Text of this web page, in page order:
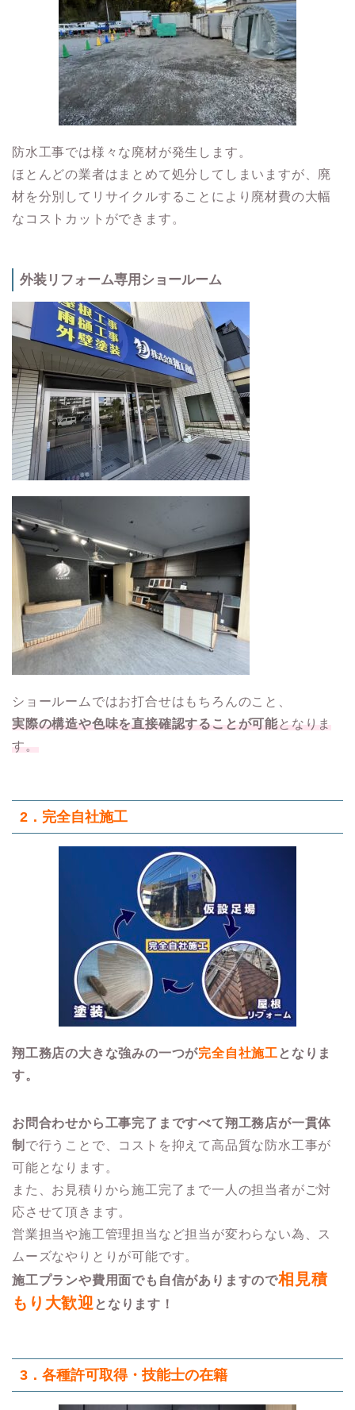
防水工事では様々な廃材が発生します。
ほとんどの業者はまとめて処分してしまいますが、廃
材を分別してリサイクルすることにより廃材費の大幅
なコストカットができます。
外装リフォーム専用ショールーム
ショールームではお打合せはもちろんのこと、
実際の構造や色味を直接確認することが可能となりま
す。
2． 完全自社施工
翔工務店の大きな強みの一つが完全自社施工となりま
す。
お問合わせから工事完了まですべて翔工務店が一貫体
制 で行うことで、コストを抑えて高品質な防水工事が
可能となります。
また、お見積りから施工完了まで一人の担当者がご対
応させて頂きます。
営業担当や施工管理担当など担当が変わらない為、ス
ムーズなやりとりが可能です。
施工プランや費用面でも自信がありますので相見積
もり大歓迎 となります！
3．各種許可取得・技能士の在籍